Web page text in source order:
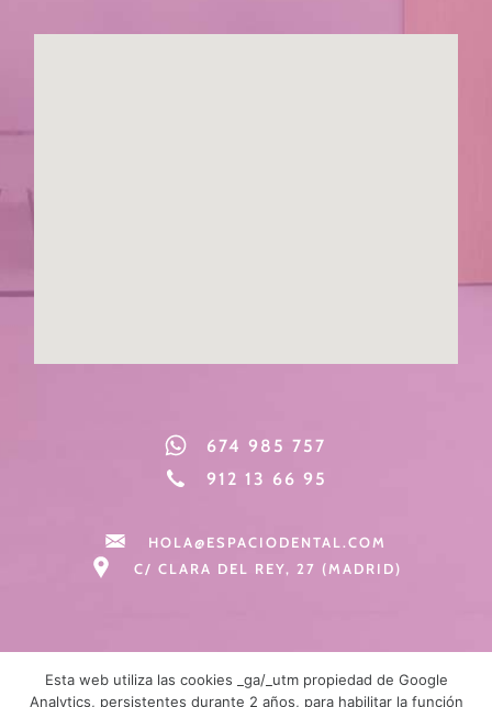
674 985 757
912 13 66 95
HOLA@ESPACIODENTAL.COM
C/ CLARA DEL REY, 27 (MADRID)
Esta web utiliza las cookies _ga/_utm propiedad de Google
Analytics, persistentes durante 2 años, para habilitar la función